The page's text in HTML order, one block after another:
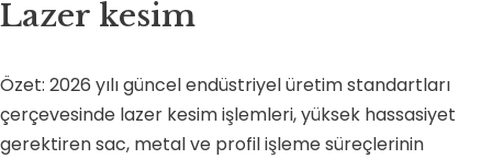
Lazer kesim
Özet: 2026 yılı güncel endüstriyel üretim standartları
çerçevesinde lazer kesim işlemleri, yüksek hassasiyet
gerektiren sac, metal ve profil işleme süreçlerinin